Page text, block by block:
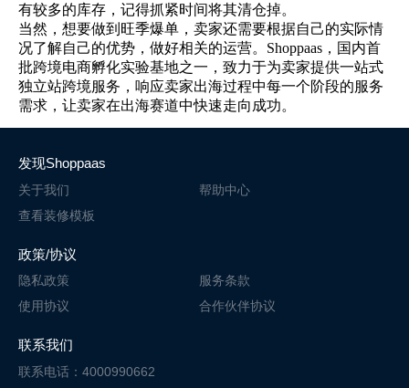
有较多的库存，记得抓紧时间将其清仓掉。
当然，想要做到旺季爆单，卖家还需要根据自己的实际情
况了解自己的优势，做好相关的运营。Shoppaas，国内首
批跨境电商孵化实验基地之一，致力于为卖家提供一站式
独立站跨境服务，响应卖家出海过程中每一个阶段的服务
需求，让卖家在出海赛道中快速走向成功。
发现Shoppaas
关于我们
帮助中心
查看装修模板
政策/协议
隐私政策
服务条款
使用协议
合作伙伴协议
联系我们
联系电话：4000990662